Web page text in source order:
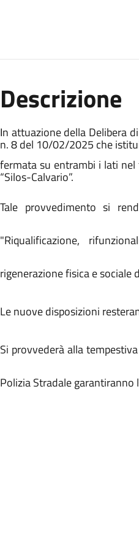
Descrizione
In attuazione della Delibera
n. 8 del 10/02/2025 che
fermata su entrambi i lati
“Silos-Calvario”.
Tale provvedimento si
"Riqualificazione,
rigenerazione fisica e sociale
Le nuove disposizioni
Si provvederà alla
Polizia Stradale